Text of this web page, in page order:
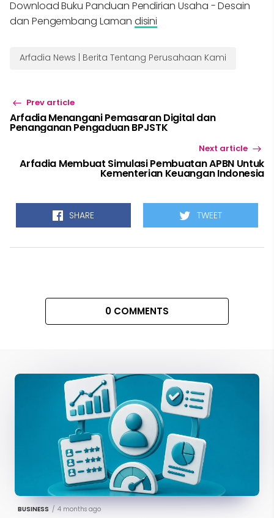
Download Buku Panduan Pendirian Usaha - Desain
dan Pengembang Laman disini
Arfadia News | Berita Tentang Perusahaan Kami
Prev article
Arfadia Menangani Pemasaran Digital dan
Penanganan Pengaduan BPJSTK
Next article
Arfadia Membuat Simulasi Pembuatan APBN Untuk
Kementerian Keuangan Indonesia
SHARE TWEET
0 COMMENTS
BUSINESS / 4 months ago